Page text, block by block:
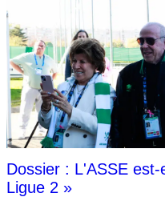
Dossier : L'ASSE
Ligue 2 »